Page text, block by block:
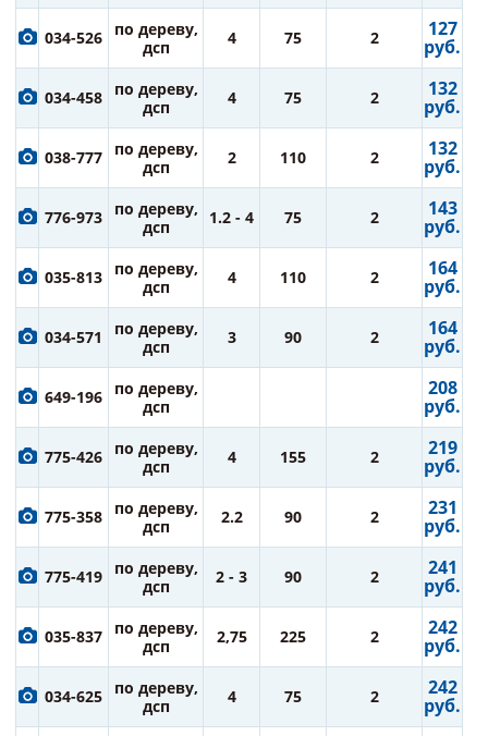
034-526
по дереву,
дсп
4 75 2 127
руб.
034-458
по дереву,
дсп
4 75 2 132
руб.
038-777
по дереву,
дсп
2 110 2 132
руб.
776-973
по дереву,
дсп
1.2 - 4 75 2 143
руб.
035-813
по дереву,
дсп
4 110 2 164
руб.
034-571
по дереву,
дсп
3 90 2 164
руб.
649-196
по дереву,
дсп
208
руб.
775-426
по дереву,
дсп
4 155 2 219
руб.
775-358
по дереву,
дсп
2.2 90 2 231
руб.
775-419
по дереву,
дсп
2 - 3 90 2 241
руб.
035-837
по дереву,
дсп
2,75 225 2 242
руб.
034-625
по дереву,
дсп
4 75 2 242
руб.